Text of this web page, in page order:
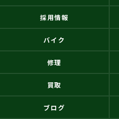
採用情報
バイク
修理
買取
ブログ